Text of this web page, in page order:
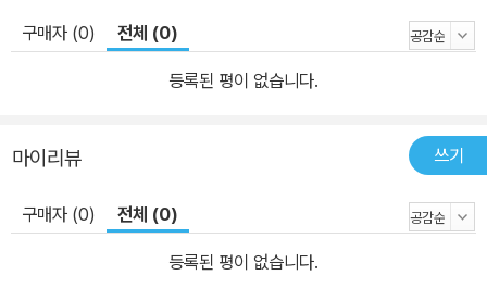
구매자 (0) 전체 (0)
등록된 평이 없습니다.
마이리뷰 쓰기
구매자 (0) 전체 (0)
등록된 평이 없습니다.